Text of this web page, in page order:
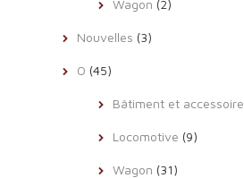
Wagon (2)
Nouvelles (3)
O (45)
Bâtiment et accessoire
Locomotive (9)
Wagon (31)